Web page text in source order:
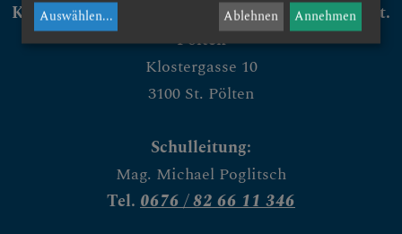
Konservatorium für Kirchenmusik der Diözese St.
Pölten
Klostergasse 10
3100 St. Pölten
Schulleitung:
Mag. Michael Poglitsch
Tel. 0676 / 82 66 11 346
Auswählen... Ablehnen Annehmen